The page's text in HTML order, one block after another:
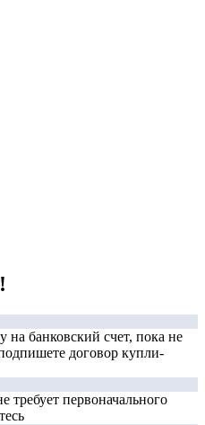
на банковский счет, пока не
договор купли-
требует первоначального